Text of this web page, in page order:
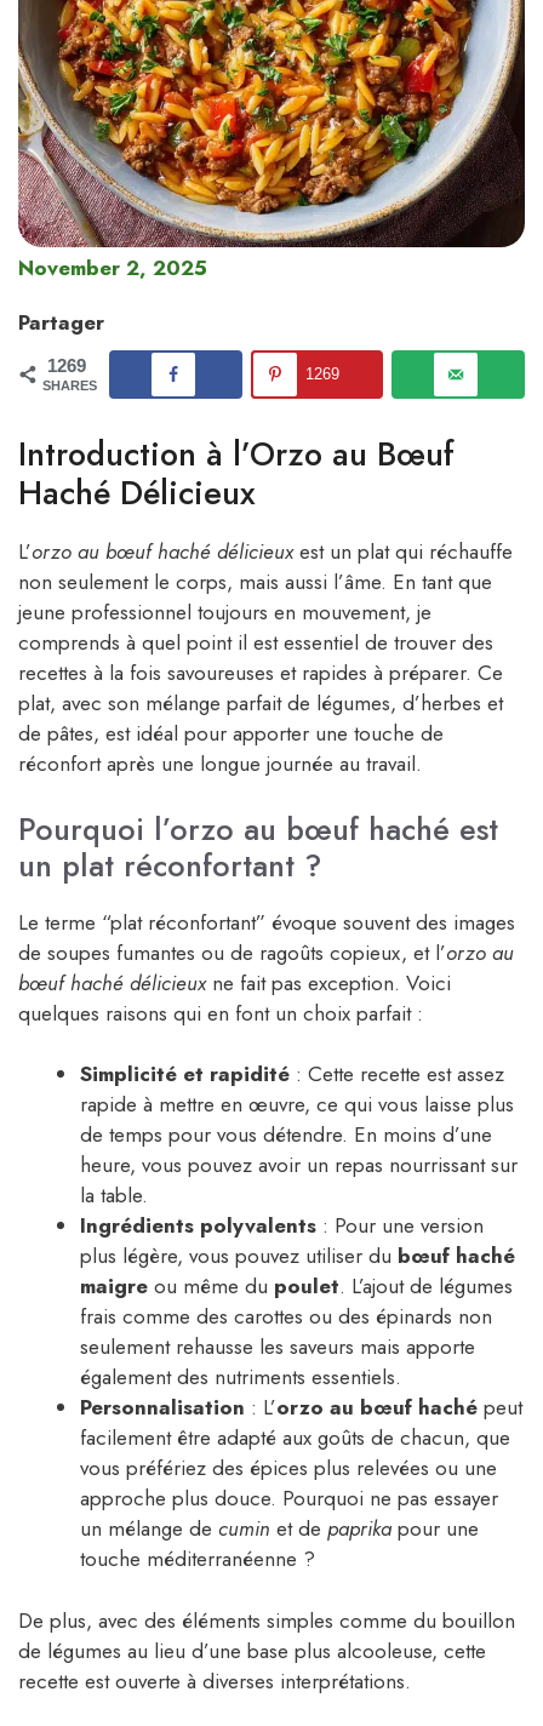
November 2, 2025
Partager
1269
SHARES
1269
Introduction à l’Orzo au Bœuf
Haché Délicieux
L’orzo au bœuf haché délicieuxest un plat qui réchauffe
non seulement le corps, mais aussi l’âme. En tant que
jeune professionnel toujours en mouvement, je
comprends à quel point il est essentiel de trouver des
recettes à la fois savoureuses et rapides à préparer. Ce
plat, avec son mélange parfait de légumes, d’herbes et
de pâtes, est idéal pour apporter une touche de
réconfort après une longue journée au travail.
Pourquoi l’orzo au bœuf haché est
un plat réconfortant ?
Le terme “plat réconfortant” évoque souvent des images
de soupes fumantes ou de ragoûts copieux, et l’orzo au
bœuf haché délicieuxne fait pas exception. Voici
quelques raisons qui en font un choix parfait :
Simplicité et rapidité : Cette recette est assez
rapide à mettre en œuvre, ce qui vous laisse plus
de temps pour vous détendre. En moins d’une
heure, vous pouvez avoir un repas nourrissant sur
la table.
Ingrédients polyvalents : Pour une version
plus légère, vous pouvez utiliser du bœuf haché
maigre ou même du poulet. L’ajout de légumes
frais comme des carottes ou des épinards non
seulement rehausse les saveurs mais apporte
également des nutriments essentiels.
Personnalisation : L’orzo au bœuf haché peut
facilement être adapté aux goûts de chacun, que
vous préfériez des épices plus relevées ou une
approche plus douce. Pourquoi ne pas essayer
un mélange de cumin et de paprika pour une
touche méditerranéenne ?
De plus, avec des éléments simples comme du bouillon
de légumes au lieu d’une base plus alcooleuse, cette
recette est ouverte à diverses interprétations.